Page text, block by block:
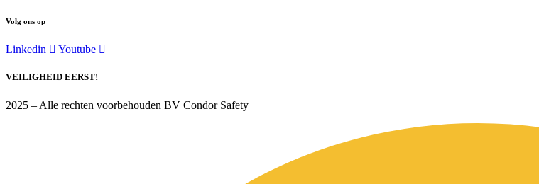
Volg ons op
Linkedin Youtube
VEILIGHEID EERST!
2025 – Alle rechten voorbehouden BV Condor Safety